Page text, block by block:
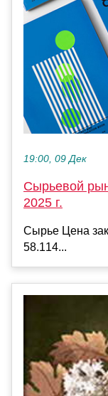
19:00, 09 Дек
Сырьевой
2025 г.
Сырье Цена
58.114...